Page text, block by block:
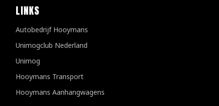
LINKS
Autobedrijf Hooymans
Unimogclub Nederland
Unimog
Hooymans Transport
Hooymans Aanhangwagens